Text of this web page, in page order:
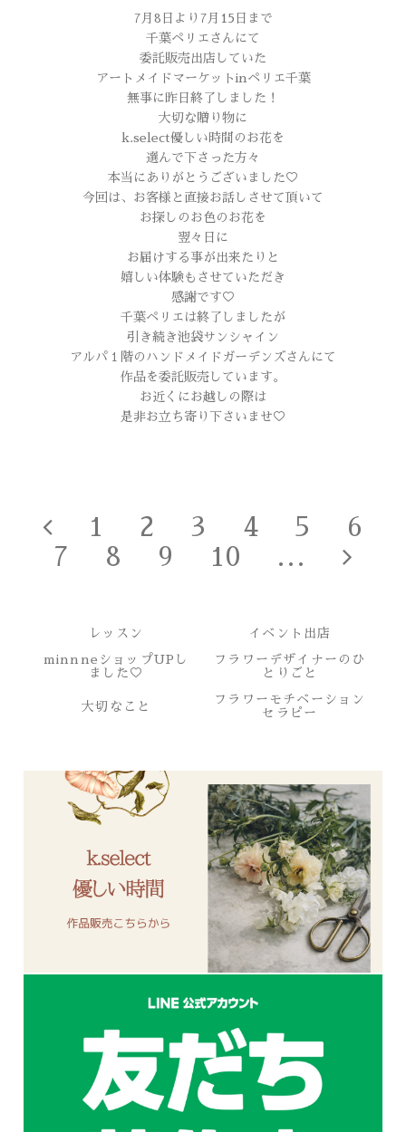
7月8日より7月15日まで
千葉ペリエさんにて
委託販売出店していた
アートメイドマーケットinペリエ千葉
無事に昨日終了しました！
大切な贈り物に
k.select優しい時間のお花を
選んで下さった方々
本当にありがとうございました♡
今回は、お客様と直接お話しさせて頂いて
お探しのお色のお花を
翌々日に
お届けする事が出来たりと
嬉しい体験もさせていただき
感謝です♡
千葉ペリエは終了しましたが
引き続き池袋サンシャイン
アルパ１階のハンドメイドガーデンズさんにて
作品を委託販売しています。
お近くにお越しの際は
是非お立ち寄り下さいませ♡
1 2 3 4 5
6
7
8 9 10 ...
レッスン イベント出店
minnneショップUPし
ました♡
フラワーデザイナーのひ
とりごと
大切なこと
フラワーモチベーション
セラピー